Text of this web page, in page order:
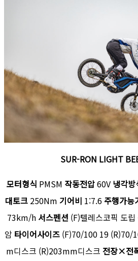
SUR-RON LIGHT
모터형식 PMSM 작동전압60V 냉각방
대토크 250Nm 기어비 1:7.6 주행가능
73km/h 서스펜션 (F)텔레스코픽 도
암 타이어사이즈(F)70/100 19 (R)70/
m디스크 (R)203mm디스크 전장×전